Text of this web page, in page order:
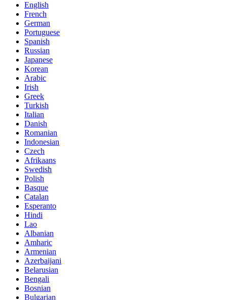
English
French
German
Portuguese
Spanish
Russian
Japanese
Korean
Arabic
Irish
Greek
Turkish
Italian
Danish
Romanian
Indonesian
Czech
Afrikaans
Swedish
Polish
Basque
Catalan
Esperanto
Hindi
Lao
Albanian
Amharic
Armenian
Azerbaijani
Belarusian
Bengali
Bosnian
Bulgarian